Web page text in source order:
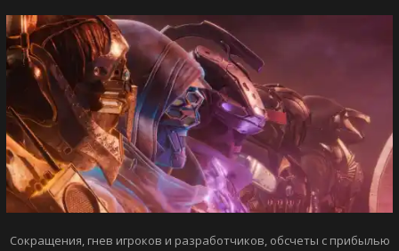
Сокращения, гнев игроков и разработчиков, обсчеты с прибылью